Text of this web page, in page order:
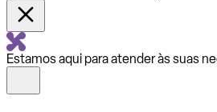
Estamos aqui para atender às suas